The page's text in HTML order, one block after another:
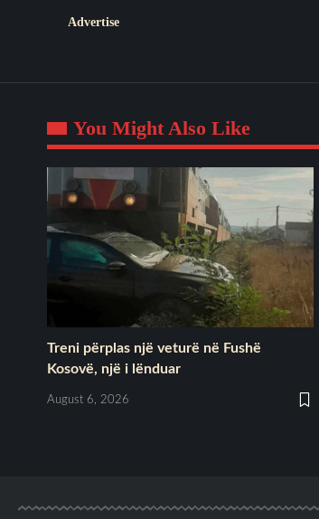
Advertise
You Might Also Like
Treni përplas një veturë në Fushë
Kosovë, një i lënduar
August 6, 2026